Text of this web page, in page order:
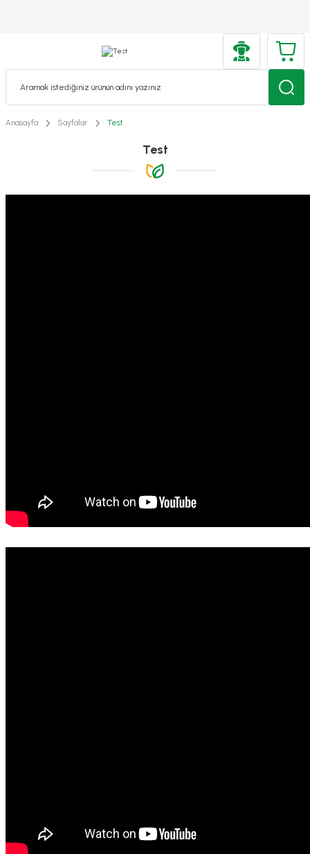
Anasayfa Sayfalar Test
Test